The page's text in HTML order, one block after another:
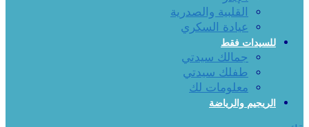
القلبية والصدرية
عيادة السكري
للسيدات فقط
جمالك سيدتي
طفلك سيدتي
معلومات لك
الريجيم والرياضة